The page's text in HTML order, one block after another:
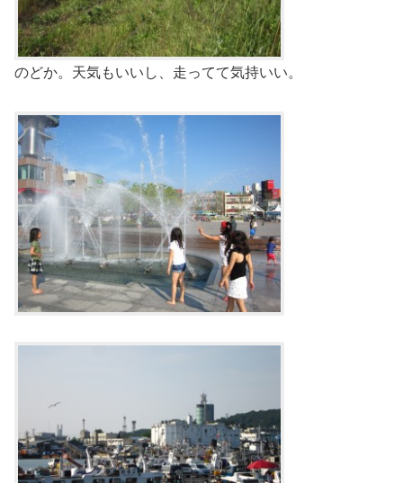
のどか。天気もいいし、走ってて気持いい。